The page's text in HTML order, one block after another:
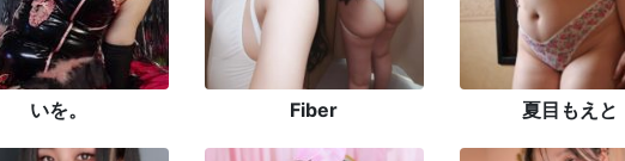
いを。 Fiber 夏目もえと